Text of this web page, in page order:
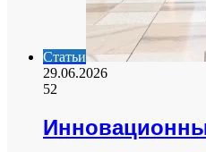
Статьи
29.06.2026
52